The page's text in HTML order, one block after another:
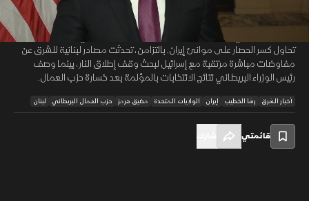
00:11 /45:26
قال ماركو روبيو إن الولايات المتحدة تنتظر رداً إيرانياً على المقترح الأميركي
لإنهاء الحرب، محذراً من الرد على أي استهداف للقوات الأميركية، فيما كشف
مسؤول أميركي لفوكس نيوز عن استهداف الجيش الأميركي ناقلات نفط كانت
تحاول كسر الحصار على موانئ إيران. بالتزامن، تحدثت مصادر لبنانية للشرق عن
مفاوضات مباشرة مرتقبة مع إسرائيل لبحث وقف إطلاق النار، بينما وصف
رئيس الوزراء البريطاني نتائج الانتخابات بالمؤلمة بعد خسارة حزب العمال.
أخبار الشرق رشا الخطيب إيران الولايات المتحدة مضيق هرمز حزب العمال البريطاني لبنان
قائمتي